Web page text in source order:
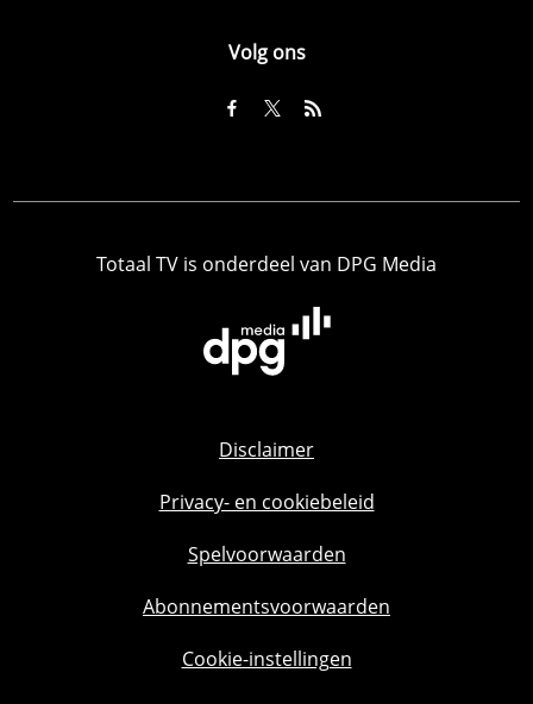
Volg ons
Totaal TV is onderdeel van DPG Media
Disclaimer
Privacy- en cookiebeleid
Spelvoorwaarden
Abonnementsvoorwaarden
Cookie-instellingen